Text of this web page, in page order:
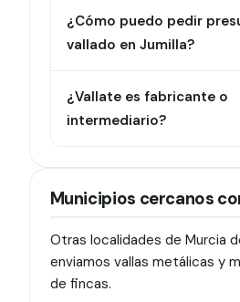
¿Cómo puedo pedir
vallado en Jumilla?
¿Vallate es fabricante o
intermediario?
Municipios cercanos
Otras localidades de Murcia
enviamos vallas metálicas y
de fincas.